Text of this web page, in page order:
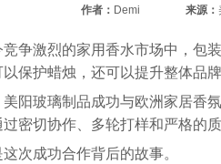
作者： Demi 来源：
竞争激烈的家用香水市场中，包
保护蜡烛，还可以提升整体品
美阳玻璃制品成功与欧洲家居香
过密切协作、多轮打样和严格的
这次成功合作背后的故事。